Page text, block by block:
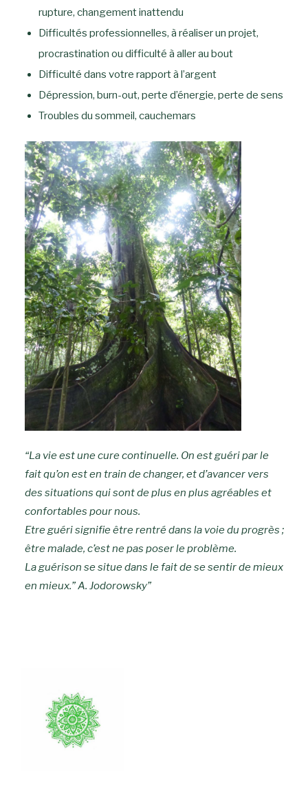
rupture, changement inattendu
Difficultés professionnelles, à réaliser un projet,
procrastination ou difficulté à aller au bout
Difficulté dans votre rapport à l’argent
Dépression, burn-out, perte d’énergie, perte de sens
Troubles du sommeil, cauchemars
“La vie est une cure continuelle. On est guéri par le
fait qu’on est en train de changer, et d’avancer vers
des situations qui sont de plus en plus agréables et
confortables pour nous.
Etre guéri signifie être rentré dans la voie du progrès ;
être malade, c’est ne pas poser le problème.
La guérison se situe dans le fait de se sentir de mieux
en mieux.” A. Jodorowsky”